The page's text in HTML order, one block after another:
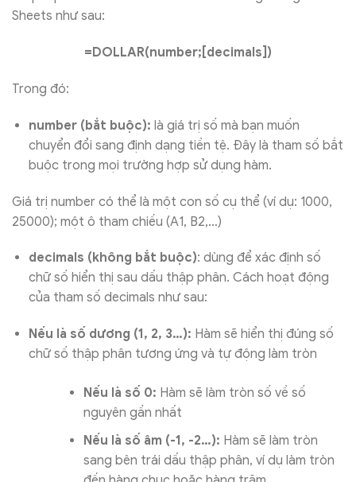
Sheets như sau:
=DOLLAR(number;[decimals])
Trong đó:
number (bắt buộc): là giá trị số mà bạn muốn
chuyển đổi sang định dạng tiền tệ. Đây là tham số bắt
buộc trong mọi trường hợp sử dụng hàm.
Giá trị number có thể là một con số cụ thể (ví dụ: 1000,
25000); một ô tham chiếu (A1, B2,…)
decimals (không bắt buộc): dùng để xác định số
chữ số hiển thị sau dấu thập phân. Cách hoạt động
của tham số decimals như sau:
Nếu là số dương (1, 2, 3…): Hàm sẽ hiển thị đúng số
chữ số thập phân tương ứng và tự động làm tròn
Nếu là số 0: Hàm sẽ làm tròn số về số
nguyên gần nhất
Nếu là số âm (-1, -2…): Hàm sẽ làm tròn
sang bên trái dấu thập phân, ví dụ làm tròn